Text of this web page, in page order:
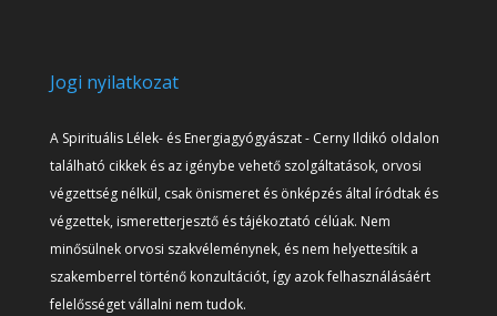
Jogi nyilatkozat
A Spirituális Lélek- és Energiagyógyászat - Cerny Ildikó oldalon
található cikkek és az igénybe vehető szolgáltatások, orvosi
végzettség nélkül, csak önismeret és önképzés által íródtak és
végzettek, ismeretterjesztő és tájékoztató célúak. Nem
minősülnek orvosi szakvéleménynek, és nem helyettesítik a
szakemberrel történő konzultációt, így azok felhasználásáért
felelősséget vállalni nem tudok.